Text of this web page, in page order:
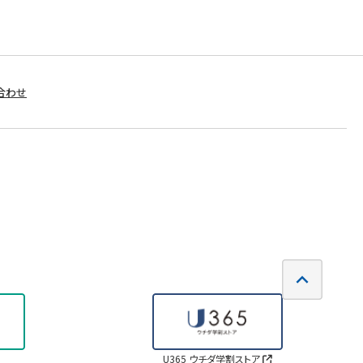
わせ
U365 ウチダ学割ストア